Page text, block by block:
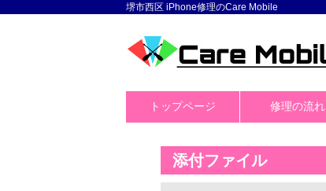
堺市西区 iPhone修理のCare Mobile
トップページ 修理の流れ
添付ファイル